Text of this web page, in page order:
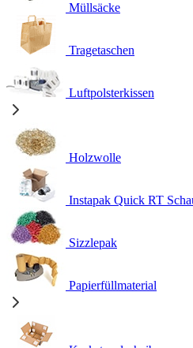
Müllsäcke
Tragetaschen
Luftpolsterkissen
Holzwolle
Instapak Quick RT
Sizzlepak
Papierfüllmaterial